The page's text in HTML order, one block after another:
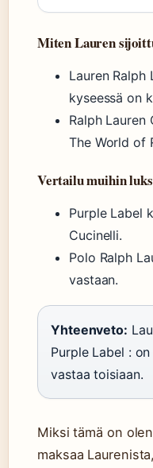
Miten Lauren
Lauren Ralph
kyseessä on
Ralph
The World of
Vertailu muihin
Purple Label
Cucinelli.
Polo Ralph
vastaan.
Yhteenveto:
Purple Label :
vastaa toisiaan.
Miksi tämä on
maksaa